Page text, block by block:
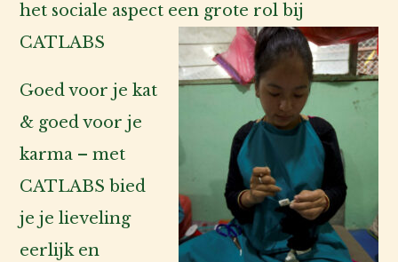
het sociale aspect een grote rol bij
CATLABS
Goed voor je kat
& goed voor je
karma – met
CATLABS bied
je je lieveling
eerlijk en